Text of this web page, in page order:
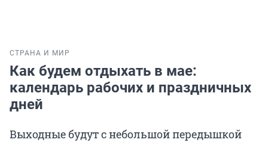
СТРАНА И МИР
Как будем отдыхать в мае:
календарь рабочих и праздничных
дней
Выходные будут с небольшой передышкой